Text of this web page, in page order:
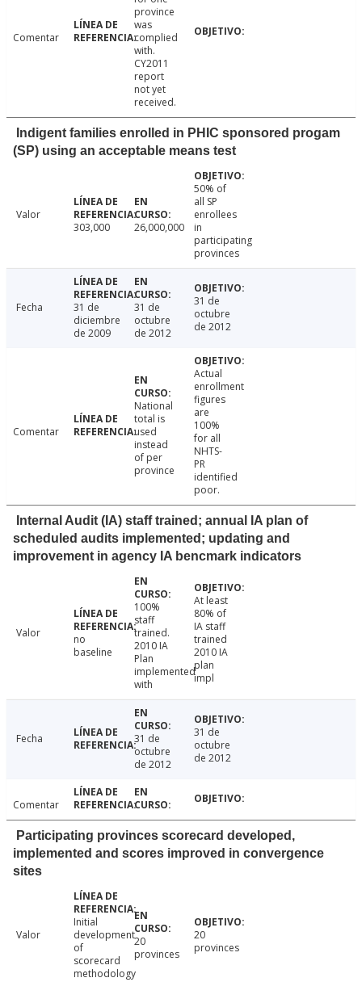
Comentar
province
was
complied
with.
CY2011
report
not yet
received.
Indigent families enrolled in PHIC sponsored progam
(SP) using an acceptable means test
Valor
303,000
26,000,000
50% of
all SP
enrollees
in
participating
provinces
Fecha
31 de
diciembre
de 2009
31 de
octubre
de 2012
31 de
octubre
de 2012
Comentar
National
total is
used
instead
of per
province
Actual
enrollment
figures
are
100%
for all
NHTS-
PR
identified
poor.
Internal Audit (IA) staff trained; annual IA plan of
scheduled audits implemented; updating and
improvement in agency IA bencmark indicators
Valor
no
baseline
100%
staff
trained.
2010 IA
Plan
implemented
with
At least
80% of
IA staff
trained
2010 IA
plan
impl
Fecha
31 de
octubre
de 2012
31 de
octubre
de 2012
Comentar
Participating provinces scorecard developed,
implemented and scores improved in convergence
sites
Valor
Initial
development
of
scorecard
methodology
20
provinces
20
provinces